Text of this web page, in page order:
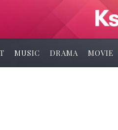
MUSIC DRAMA MOVIE